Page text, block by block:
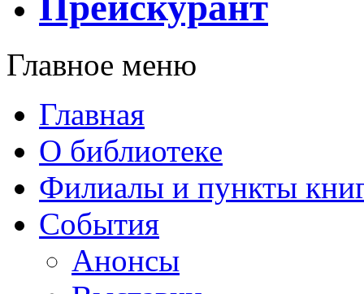
Главное меню
Главная
О библиотеке
Филиалы и пункты
События
Анонсы